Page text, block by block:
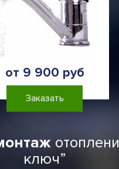
от 9 900 руб
Заказать
ключ”